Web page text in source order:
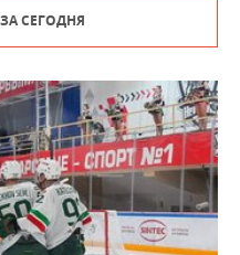
СЕГОДНЯ